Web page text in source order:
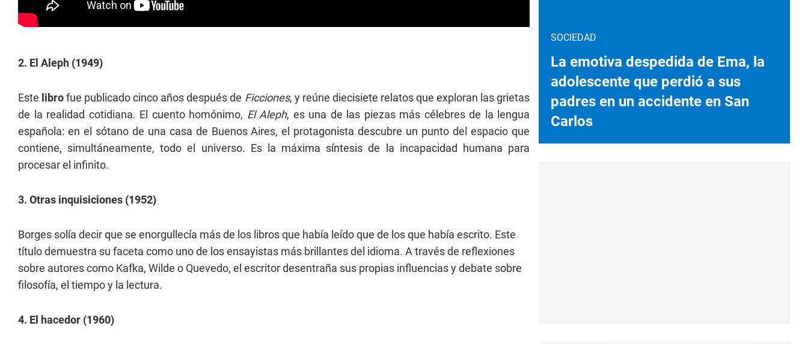
2. El Aleph (1949)
Este librofue publicado cinco años después de Ficciones, y reúne diecisiete relatos que exploran las grietas
de la realidad cotidiana. El cuento homónimo, El Aleph, es una de las piezas más célebres de la lengua
española: en el sótano de una casa de Buenos Aires, el protagonista descubre un punto del espacio que
contiene, simultáneamente, todo el universo. Es la máxima síntesis de la incapacidad humana para
procesar el infinito.
3. Otras inquisiciones (1952)
Borges solía decir que se enorgullecía más de los libros que había leído que de los que había escrito. Este
título demuestra su faceta como uno de los ensayistas más brillantes del idioma. A través de reflexiones
sobre autores como Kafka, Wilde o Quevedo, el escritor desentraña sus propias influencias y debate sobre
filosofía, el tiempo y la lectura.
4. El hacedor (1960)
SOCIEDAD
La emotiva despedida de Ema, la
adolescente que perdió a sus
padres en un accidente en San
Carlos